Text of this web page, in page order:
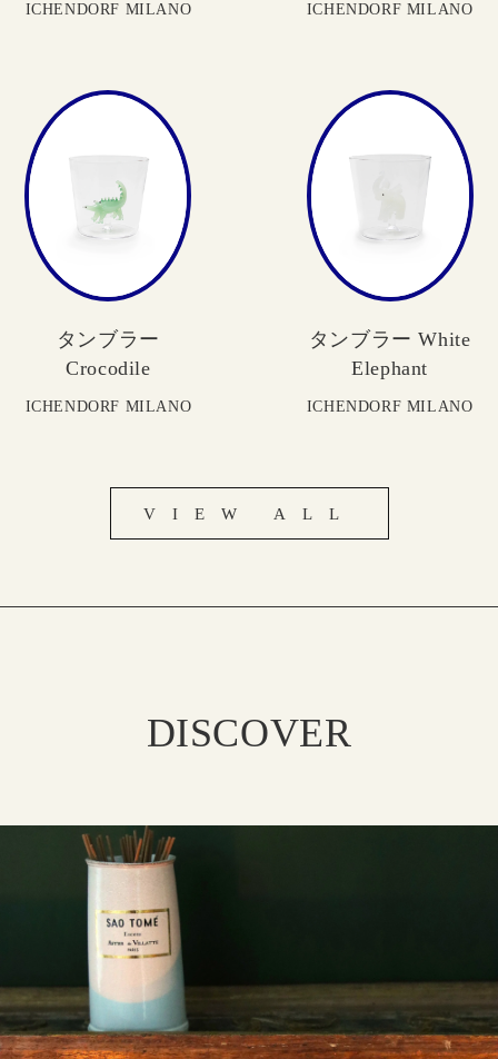
ICHENDORF MILANO ICHENDORF MILANO
タンブラー
Crocodile
ICHENDORF MILANO
タンブラー White
Elephant
ICHENDORF MILANO
VIEW ALL
DISCOVER